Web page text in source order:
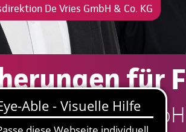
De Vries GmbH & Co. KG
für
De Vries